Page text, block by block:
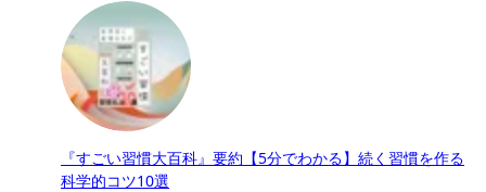
『すごい習慣大百科』要約【5分でわかる】続く習慣を作る
科学的コツ10選